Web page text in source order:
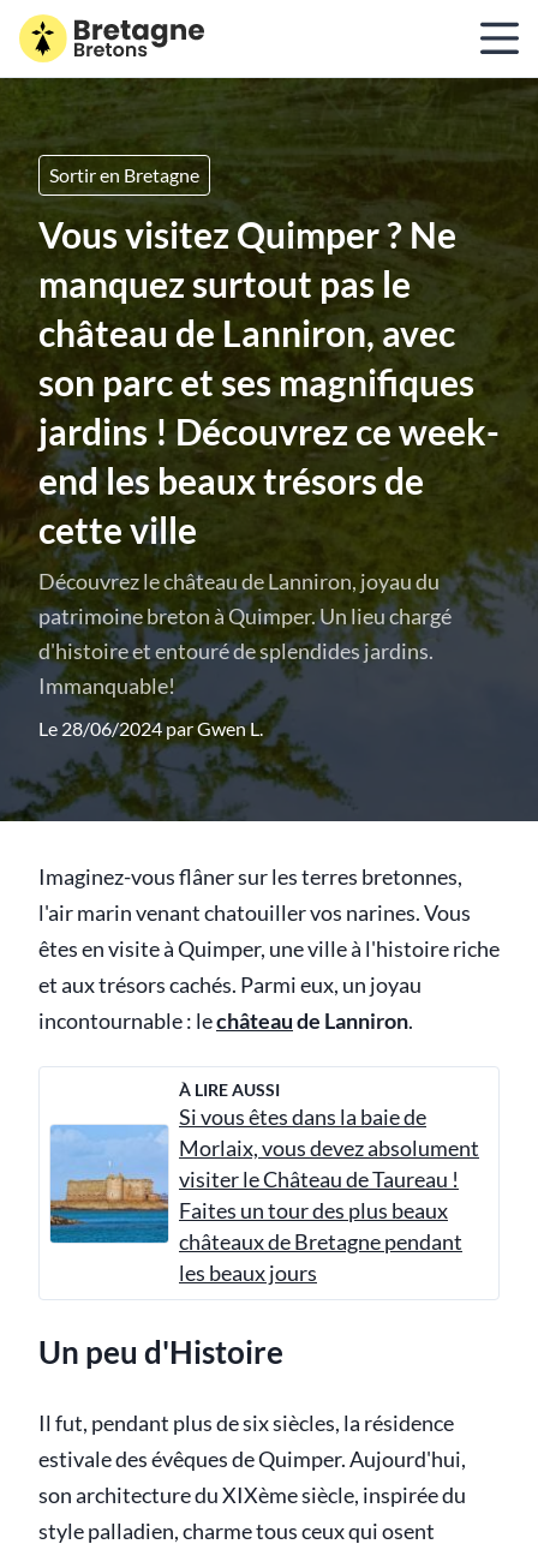
Sortir en Bretagne
Vous visitez Quimper ? Ne
manquez surtout pas le
château de Lanniron, avec
son parc et ses magnifiques
jardins ! Découvrez ce week-
end les beaux trésors de
cette ville
Découvrez le château de Lanniron, joyau du
patrimoine breton à Quimper. Un lieu chargé
d'histoire et entouré de splendides jardins.
Immanquable!
Le 28/06/2024 parGwen L.
Imaginez-vous flâner sur les terres bretonnes,
l'air marin venant chatouiller vos narines. Vous
êtes en visite à Quimper, une ville à l'histoire riche
et aux trésors cachés. Parmi eux, un joyau
incontournable : lechâteaude Lanniron.
À LIRE AUSSI
Si vous êtes dans la baie de
Morlaix, vous devez absolument
visiter le Château de Taureau !
Faites un tour des plus beaux
châteaux de Bretagne pendant
les beaux jours
Un peu d'Histoire
Il fut, pendant plus de six siècles, la résidence
estivale des évêques de Quimper. Aujourd'hui,
son architecture du XIXème siècle, inspirée du
style palladien, charme tous ceux qui osent